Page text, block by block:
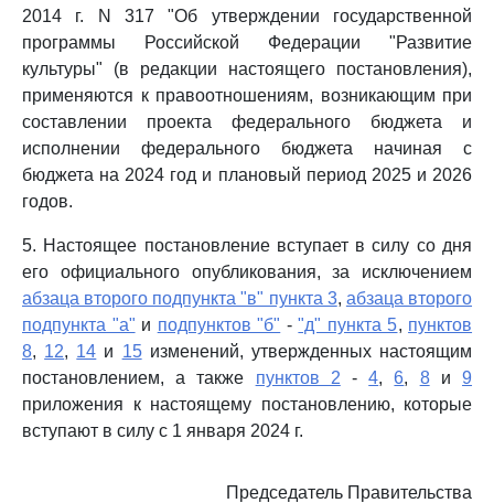
2014 г. N 317 "Об утверждении государственной
программы Российской Федерации "Развитие
культуры" (в редакции настоящего постановления),
применяются к правоотношениям, возникающим при
составлении проекта федерального бюджета и
исполнении федерального бюджета начиная с
бюджета на 2024 год и плановый период 2025 и 2026
годов.
5. Настоящее постановление вступает в силу со дня
его официального опубликования, за исключением
абзаца второго подпункта "в" пункта 3, абзаца второго
подпункта "а" и подпунктов "б" -"д" пункта 5, пунктов
8, 12, 14 и 15изменений, утвержденных настоящим
постановлением, а также пунктов 2 -4,6, 8и9
приложения к настоящему постановлению, которые
вступают в силу с 1 января 2024 г.
Председатель Правительства